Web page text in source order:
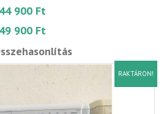
44 900 Ft
49 900 Ft
RAKTÁRON!